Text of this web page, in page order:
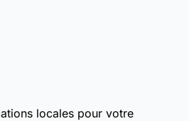
locales pour votre